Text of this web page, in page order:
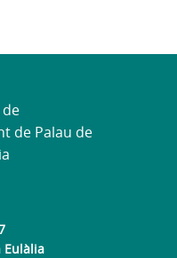
Eulàlia
de Palau de